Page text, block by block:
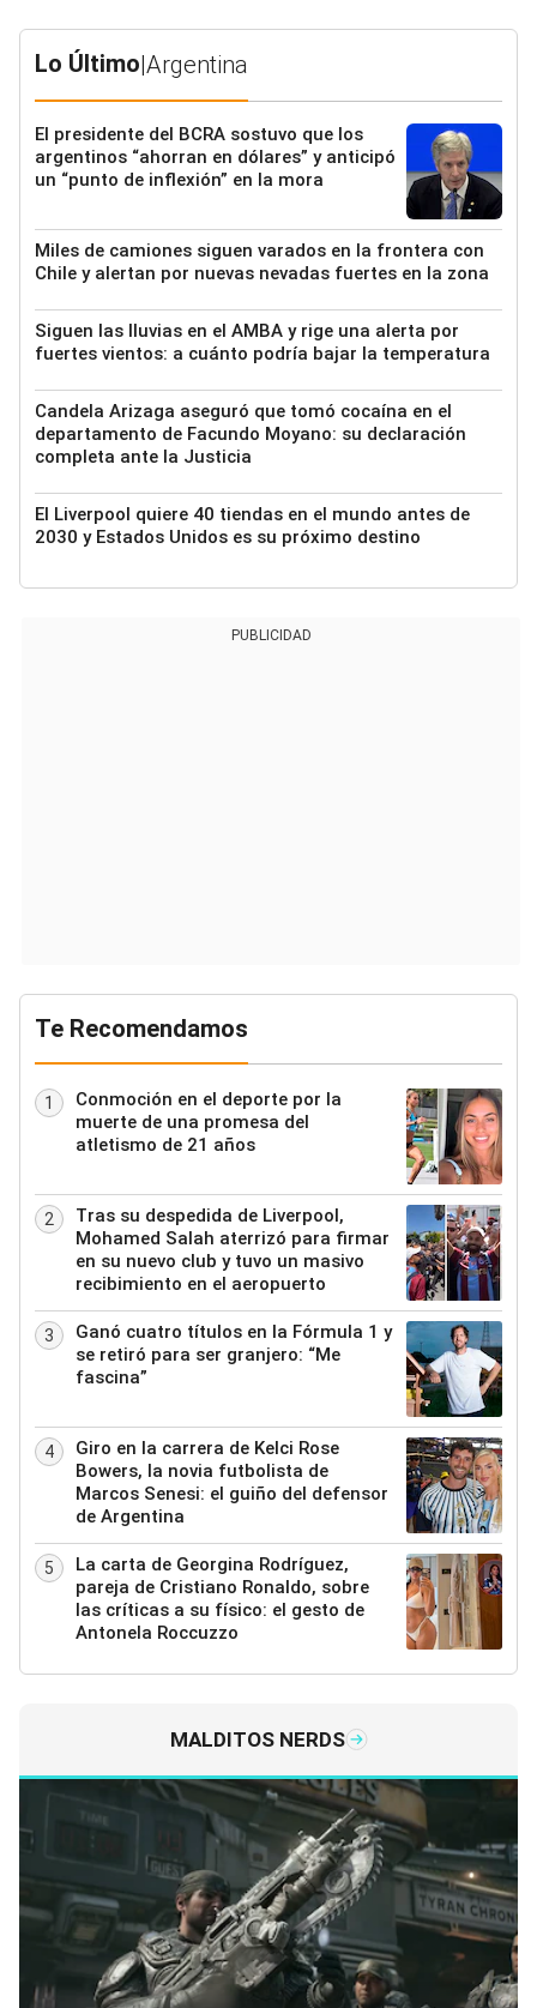
Lo Último|Argentina
El presidente del BCRA sostuvo que los
argentinos “ahorran en dólares” y anticipó
un “punto de inflexión” en la mora
Miles de camiones siguen varados en la frontera con
Chile y alertan por nuevas nevadas fuertes en la zona
Siguen las lluvias en el AMBA y rige una alerta por
fuertes vientos: a cuánto podría bajar la temperatura
Candela Arizaga aseguró que tomó cocaína en el
departamento de Facundo Moyano: su declaración
completa ante la Justicia
El Liverpool quiere 40 tiendas en el mundo antes de
2030 y Estados Unidos es su próximo destino
PUBLICIDAD
Te Recomendamos
1
Conmoción en el deporte por la
muerte de una promesa del
atletismo de 21 años
2
Tras su despedida de Liverpool,
Mohamed Salah aterrizó para firmar
en su nuevo club y tuvo un masivo
recibimiento en el aeropuerto
3
Ganó cuatro títulos en la Fórmula 1 y
se retiró para ser granjero: “Me
fascina”
4
Giro en la carrera de Kelci Rose
Bowers, la novia futbolista de
Marcos Senesi: el guiño del defensor
de Argentina
5
La carta de Georgina Rodríguez,
pareja de Cristiano Ronaldo, sobre
las críticas a su físico: el gesto de
Antonela Roccuzzo
MALDITOS NERDS